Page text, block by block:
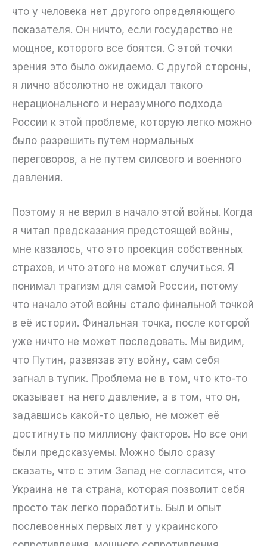
что у человека нет другого определяющего
показателя. Он ничто, если государство не
мощное, которого все боятся. С этой точки
зрения это было ожидаемо. С другой стороны,
я лично абсолютно не ожидал такого
нерационального и неразумного подхода
России к этой проблеме, которую легко можно
было разрешить путем нормальных
переговоров, а не путем силового и военного
давления.
Поэтому я не верил в начало этой войны. Когда
я читал предсказания предстоящей войны,
мне казалось, что это проекция собственных
страхов, и что этого не может случиться. Я
понимал трагизм для самой России, потому
что начало этой войны стало финальной точкой
в её истории. Финальная точка, после которой
уже ничто не может последовать. Мы видим,
что Путин, развязав эту войну, сам себя
загнал в тупик. Проблема не в том, что кто-то
оказывает на него давление, а в том, что он,
задавшись какой-то целью, не может её
достигнуть по миллиону факторов. Но все они
были предсказуемы. Можно было сразу
сказать, что с этим Запад не согласится, что
Украина не та страна, которая позволит себя
просто так легко поработить. Был и опыт
послевоенных первых лет у украинского